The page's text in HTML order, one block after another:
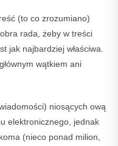
(to co zrozumiano)
rada, żeby w treści
jak najbardziej właściwa.
wątkiem ani
niosących ową
elektronicznego, jednak
(nieco ponad milion,